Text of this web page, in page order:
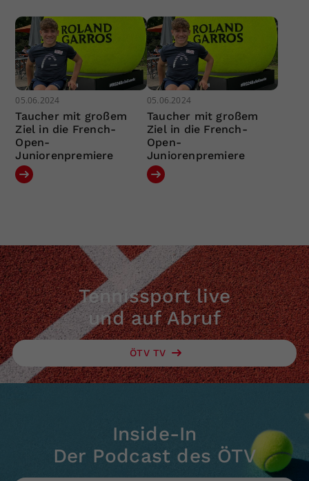
05.06.2024
Taucher mit großem
Ziel in die French-
Open-
Juniorenpremiere
05.06.2024
Taucher mit großem
Ziel in die French-
Open-
Juniorenpremiere
Tennissport live
und auf Abruf
ÖTV TV
Inside-In
Der Podcast des ÖTV